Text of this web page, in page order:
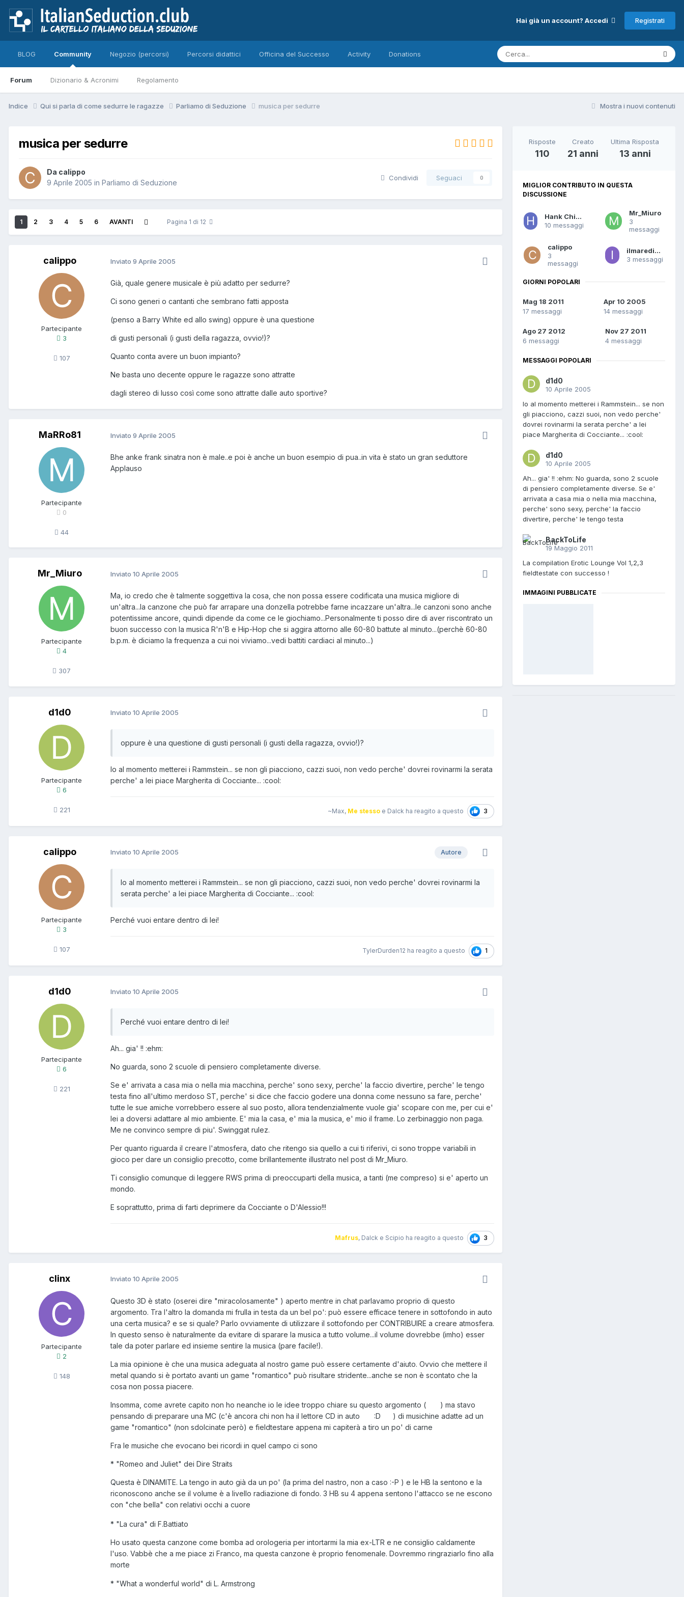
Hai già un account? Accedi Registrati
BLOG Community
Forum Dizionario & Acronimi Regolamento
Negozio (percorsi) Percorsi didattici Officina del Successo Activity Donations
Mostra i nuovi contenuti
Indice Qui si parla di come sedurre le ragazze Parliamo di Seduzione musica per sedurre
musica per sedurre
Da calippo
9 Aprile 2005 in Parliamo di Seduzione
Condividi Seguaci 0
1 2 3 4 5 6 AVANTI Pagina 1 di 12
calippo
Partecipante
3
107
Inviato 9 Aprile 2005
Già, quale genere musicale è più adatto per sedurre?
Ci sono generi o cantanti che sembrano fatti apposta
(penso a Barry White ed allo swing) oppure è una questione
di gusti personali (i gusti della ragazza, ovvio!)?
Quanto conta avere un buon impianto?
Ne basta uno decente oppure le ragazze sono attratte
dagli stereo di lusso così come sono attratte dalle auto sportive?
MaRRo81
Partecipante
0
44
Inviato 9 Aprile 2005
Bhe anke frank sinatra non è male..e poi è anche un buon esempio di pua..in vita è stato un gran seduttore
Applauso
Mr_Miuro
Partecipante
4
307
Inviato 10 Aprile 2005
Ma, io credo che è talmente soggettiva la cosa, che non possa essere codificata una musica migliore di
un'altra...la canzone che può far arrapare una donzella potrebbe farne incazzare un'altra...le canzoni sono anche
potentissime ancore, quindi dipende da come ce le giochiamo...Personalmente ti posso dire di aver riscontrato un
buon successo con la musica R'n'B e Hip-Hop che si aggira attorno alle 60-80 battute al minuto...(perchè 60-80
b.p.m. è diciamo la frequenza a cui noi viviamo...vedi battiti cardiaci al minuto...)
d1d0
Partecipante
6
221
Inviato 10 Aprile 2005
oppure è una questione di gusti personali (i gusti della ragazza, ovvio!)?
Io al momento metterei i Rammstein... se non gli piacciono, cazzi suoi, non vedo perche' dovrei rovinarmi la serata
perche' a lei piace Margherita di Cocciante... :cool:
~Max, Me stesso e Dalck ha reagito a questo 3
calippo
Partecipante
3
107
Autore
Inviato 10 Aprile 2005
Io al momento metterei i Rammstein... se non gli piacciono, cazzi suoi, non vedo perche' dovrei rovinarmi la
serata perche' a lei piace Margherita di Cocciante... :cool:
Perché vuoi entare dentro di lei!
TylerDurden12 ha reagito a questo 1
d1d0
Partecipante
6
221
Inviato 10 Aprile 2005
Perché vuoi entare dentro di lei!
Ah... gia' !! :ehm:
No guarda, sono 2 scuole di pensiero completamente diverse.
Se e' arrivata a casa mia o nella mia macchina, perche' sono sexy, perche' la faccio divertire, perche' le tengo
testa fino all'ultimo merdoso ST, perche' si dice che faccio godere una donna come nessuno sa fare, perche'
tutte le sue amiche vorrebbero essere al suo posto, allora tendenzialmente vuole gia' scopare con me, per cui e'
lei a doversi adattare al mio ambiente. E' mia la casa, e' mia la musica, e' mio il frame. Lo zerbinaggio non paga.
Me ne convinco sempre di piu'. Swinggat rulez.
Per quanto riguarda il creare l'atmosfera, dato che ritengo sia quello a cui ti riferivi, ci sono troppe variabili in
gioco per dare un consiglio precotto, come brillantemente illustrato nel post di Mr_Miuro.
Ti consiglio comunque di leggere RWS prima di preoccuparti della musica, a tanti (me compreso) si e' aperto un
mondo.
E soprattutto, prima di farti deprimere da Cocciante o D'Alessio!!!
Mafrus, Dalck e Scipio ha reagito a questo 3
clinx
Partecipante
2
148
Inviato 10 Aprile 2005
Questo 3D è stato (oserei dire "miracolosamente" ) aperto mentre in chat parlavamo proprio di questo
argomento. Tra l'altro la domanda mi frulla in testa da un bel po': può essere efficace tenere in sottofondo in auto
una certa musica? e se si quale? Parlo ovviamente di utilizzare il sottofondo per CONTRIBUIRE a creare atmosfera.
In questo senso è naturalmente da evitare di sparare la musica a tutto volume...il volume dovrebbe (imho) esser
tale da poter parlare ed insieme sentire la musica (pare facile!).
La mia opinione è che una musica adeguata al nostro game può essere certamente d'aiuto. Ovvio che mettere il
metal quando si è portato avanti un game "romantico" può risultare stridente...anche se non è scontato che la
cosa non possa piacere.
Insomma, come avrete capito non ho neanche io le idee troppo chiare su questo argomento (
) ma stavo
pensando di preparare una MC (c'è ancora chi non ha il lettore CD in auto
:D
) di musichine adatte ad un
game "romantico" (non sdolcinate però) e fieldtestare appena mi capiterà a tiro un po' di carne
Fra le musiche che evocano bei ricordi in quel campo ci sono
* "Romeo and Juliet" dei Dire Straits
Questa è DINAMITE. La tengo in auto già da un po' (la prima del nastro, non a caso :-P ) e le HB la sentono e la
riconoscono anche se il volume è a livello radiazione di fondo. 3 HB su 4 appena sentono l'attacco se ne escono
con "che bella" con relativi occhi a cuore
* "La cura" di F.Battiato
Ho usato questa canzone come bomba ad orologeria per intortarmi la mia ex-LTR e ne consiglio caldamente
l'uso. Vabbè che a me piace zi Franco, ma questa canzone è proprio fenomenale. Dovremmo ringraziarlo fino alla
morte
* "What a wonderful world" di L. Armstrong
Risposte
110
Creato
21 anni
Ultima Risposta
13 anni
MIGLIOR CONTRIBUTO IN QUESTA
DISCUSSIONE
Hank Chinaski
10 messaggi
Mr_Miuro
3
messaggi
calippo
3
messaggi
ilmaredinemo
3 messaggi
GIORNI POPOLARI
Mag 18 2011
17 messaggi
Apr 10 2005
14 messaggi
Ago 27 2012
6 messaggi
Nov 27 2011
4 messaggi
MESSAGGI POPOLARI
d1d0
10 Aprile 2005
Io al momento metterei i Rammstein... se non
gli piacciono, cazzi suoi, non vedo perche'
dovrei rovinarmi la serata perche' a lei
piace Margherita di Cocciante... :cool:
d1d0
10 Aprile 2005
Ah... gia' !! :ehm: No guarda, sono 2 scuole
di pensiero completamente diverse. Se e'
arrivata a casa mia o nella mia macchina,
perche' sono sexy, perche' la faccio
divertire, perche' le tengo testa
BackToLife
19 Maggio 2011
La compilation Erotic Lounge Vol 1,2,3
fieldtestate con successo !
IMMAGINI PUBBLICATE